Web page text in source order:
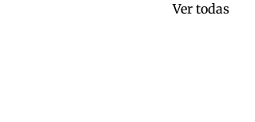
Ver todas